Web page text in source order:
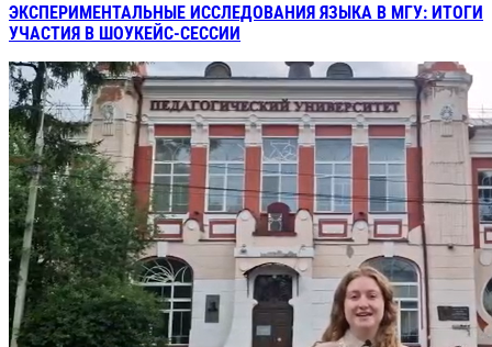
ЭКСПЕРИМЕНТАЛЬНЫЕ ИССЛЕДОВАНИЯ ЯЗЫКА В МГУ: ИТОГИ
УЧАСТИЯ В ШОУКЕЙС-СЕССИИ